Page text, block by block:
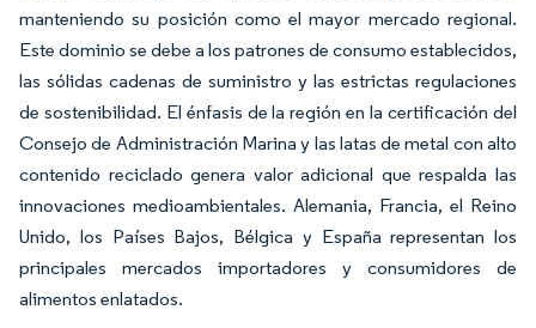
manteniendo su posición como el mayor mercado regional.
Este dominio se debe a los patrones de consumo establecidos,
las sólidas cadenas de suministro y las estrictas regulaciones
de sostenibilidad. El énfasis de la región en la certificación del
Consejo de Administración Marina y las latas de metal con alto
contenido reciclado genera valor adicional que respalda las
innovaciones medioambientales. Alemania, Francia, el Reino
Unido, los Países Bajos, Bélgica y España representan los
principales mercados importadores y consumidores de
alimentos enlatados.